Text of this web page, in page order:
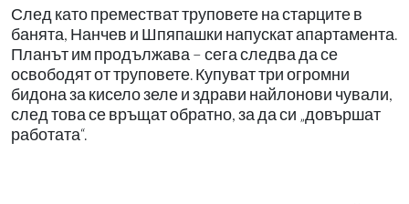
След като преместват труповете на старците в
банята, Нанчев и Шпяпашки напускат апартамента.
Планът им продължава – сега следва да се
освободят от труповете. Купуват три огромни
бидона за кисело зеле и здрави найлонови чували,
след това се връщат обратно, за да си „довършат
работата“.